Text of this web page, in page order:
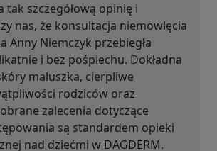
tak szczegółową opinię i
nas, że konsultacja niemowlęcia
Anny Niemczyk przebiegła
i bez pośpiechu. Dokładna
maluszka, cierpliwe
rodziców oraz
zalecenia dotyczące
są standardem opieki
nad dziećmi w DAGDERM.